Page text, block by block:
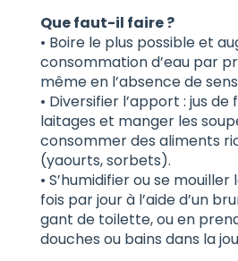
Que faut-il faire ?
• Boire le plus possible et
consommation d’eau par
même en l’absence de
• Diversifier l’apport : jus
laitages et manger les
consommer des aliments
(yaourts, sorbets).
• S’humidifier ou se
fois par jour à l’aide d’un
gant de toilette, ou en
douches ou bains dans la